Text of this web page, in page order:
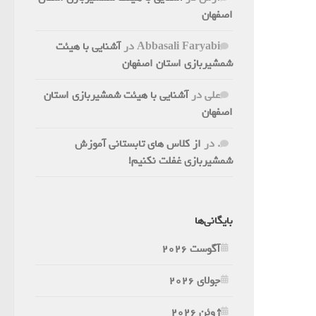
اصفهان
Abbasali Faryabiدرآشنایی با هیئت
شمشیربازی استان اصفهان
علیدرآشنایی با هیئت شمشیربازی استان
اصفهان
. در از کلاس های تابستانی آموزش
شمشیربازی غفلت نکنیم!
بایگانی‌ها
آگوست 2026
جولای 2026
ژوئن 2026